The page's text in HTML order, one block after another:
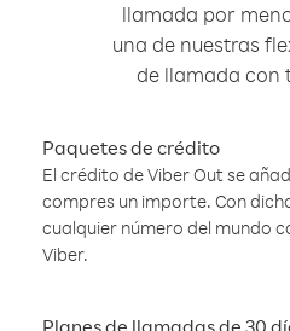
llamada por
una de nuestras
de llamada con
Paquetes de crédito
El crédito de Viber Out se
compres un importe. Con
cualquier número del mundo
Viber.
Planes de llamadas de 30